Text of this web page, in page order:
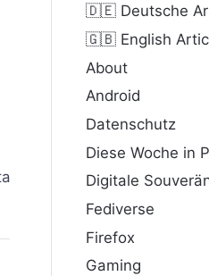
🇩🇪 Deutsche
🇬🇧 English
About
Android
Datenschutz
Diese Woche in
Digitale
Fediverse
Firefox
Gaming